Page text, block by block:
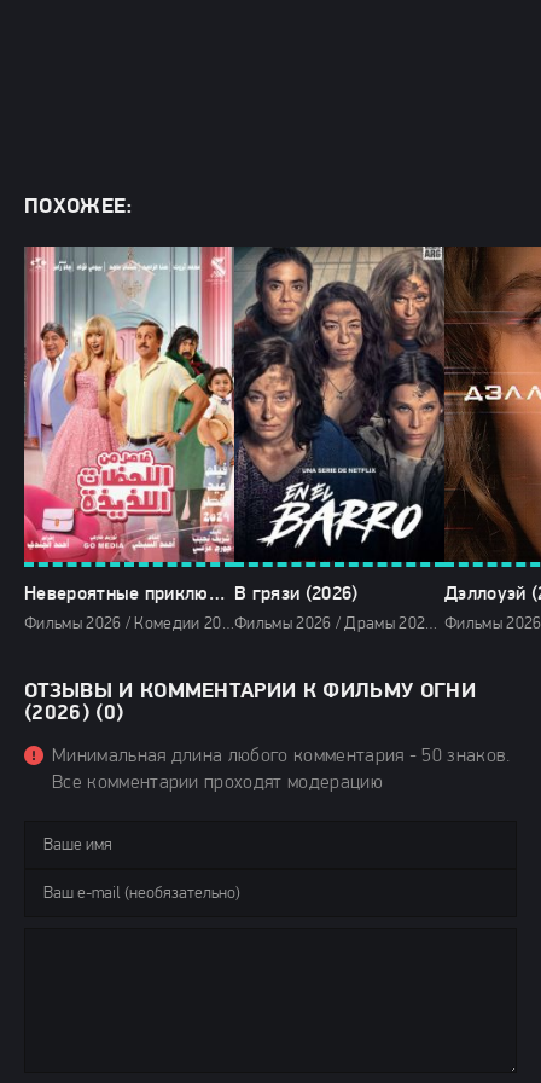
ПОХОЖЕЕ:
Невероятные приключения в параллельном мире (2026)
Фильмы 2026 / Комедии 2026 / Фильмы-приключения 2026 / Фэнтези фильмы 2026 / Фильмы марта 2026 / Последние фильмы 2026 / Новинки кино 2026 / Зарубежные фильмы 2026 / Фильмы весны 2026 / Смотреть фильмы онлайн
В грязи (2026)
Фильмы 2026 / Драмы 2026 / Криминальные фильмы 2026 / Сериалы 2026 / Сериалы марта 2026 / Новинки сериалов 2026 / Сериалы весны 2026 / Смотреть фильмы онлайн
Дэллоуэй
ОТЗЫВЫ И КОММЕНТАРИИ К ФИЛЬМУ ОГНИ
(2026) (0)
Минимальная длина любого комментария - 50 знаков.
Все комментарии проходят модерацию